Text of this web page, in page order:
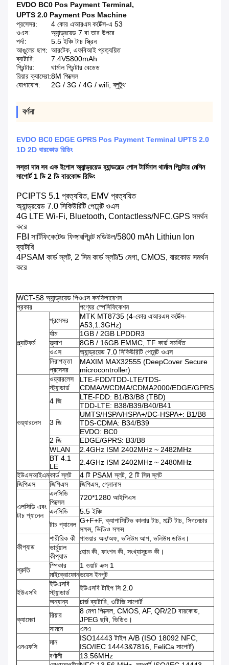
EVDO BC0 Pos Payment Terminal,
UPTS 2.0 Payment Pos Machine
প্রসেসর:
4 কোর এআরএম কর্টেক্স-এ 53
ওএস:
অ্যান্ড্রয়েড 7 বা তার উপরে
পর্দা:
5.5 ইঞ্চি টাচ স্ক্রিন
আঙুলের ছাপ: আরটেক, এফবিআই প্রত্যয়িত
ব্যাটারি:
7.4V5800mAh
প্রিন্টার:
থার্মাল প্রিন্টার বেডেড
রিয়ার ক্যামেরা:8M পিক্সেল
যোগাযোগ:
2G / 3G / 4G / wifi, ব্লুটুথ
বর্ণনা
EVDO BC0 EDGE GPRS Pos Payment Terminal UPTS 2.0
1D 2D বারকোড রিডিং
সস্তা দাম সব এক ইপোস অ্যান্ড্রয়েড হ্যান্ডহেল্ড পোস টার্মিনাল থার্মাল প্রিন্টার মেশিন
সাপোর্ট 1 ডি 2 ডি বারকোড রিডিং
PCIPTS 5.1 প্রত্যয়িত, EMV প্রত্যয়িত
অ্যান্ড্রয়েড 7.0 সিকিউরিটি পেমেন্ট ওএস
4G LTE Wi-Fi, Bluetooth, Contactless/NFC.GPS সমর্থন
করে
FBI সার্টিফিকেটেড ফিঙ্গারপ্রিন্ট মডিউল/5800 mAh Lithiun lon
ব্যাটারি
4PSAM কার্ড স্লট, 2 সিম কার্ড স্লট/5 মেগা, CMOS, বারকোড সমর্থন
করে
WCT-S8 অ্যান্ড্রয়েড পিওএস কনফিগারেশন
প্রকার
পণ্যের স্পেসিফিকেশন
প্ল্যাটফর্ম
প্রসেসর
MTK MT8735 (4-কোর এআরএম কর্টেক্স-
A53,1.3GHz)
র্যাম
1GB / 2GB LPDDR3
ফ্ল্যাশ
8GB / 16GB EMMC, TF কার্ড সমর্থিত
ওএস
অ্যান্ড্রয়েড 7.0 সিকিউরিটি পেমেন্ট ওএস
নিরাপত্তা
প্রসেসর
MAXIM MAX32555 (DeepCover Secure
microcontroller)
ওয়্যারলেস
ওয়্যারলেস
স্ট্যান্ডার্ড
LTE-FDD/TDD-LTE/TDS-
CDMA/WCDMA/CDMA2000/EDGE/GPRS
4 জি
LTE-FDD: B1/B3/B8 (TBD)
TDD-LTE: B38/B39/B40/B41
3 জি
UMTS/HSPA/HSPA+/DC-HSPA+: B1/B8
TDS-CDMA: B34/B39
EVDO: BC0
2 জি
EDGE/GPRS: B3/B8
WLAN
2.4GHz ISM 2402MHz ~ 2482MHz
BT 4.1
LE
2.4GHz ISM 2402MHz ~ 2480MHz
ইউএসআইএমকার্ড স্লট
4 টি PSAM স্লট, 2 টি সিম স্লট
জিপিএস
জিপিএস জিপিএস, গ্লোনাস
এলসিডি এবং
টাচ প্যানেল
এলসিডি
পিক্সেল
720*1280 আইপিএস
এলসিডি
5.5 ইঞ্চি
টাচ প্যানেল G+F+F, ক্যাপাসিটিভ কালার টাচ, মাল্টি টাচ, সিগনেচার
সক্ষম, ভিডিও সক্ষম
কীপ্যাড
শারীরিক কী পাওয়ার অন/অফ, ভলিউম আপ, ভলিউম ডাউন।
ভার্চুয়াল
কীপ্যাড
হোম কী, ফাংশন কী, সংখ্যাসূচক কী।
শ্রুতি
স্পিকার
1 ওয়াট এক্স 1
মাইক্রোফোনভয়েস ইনপুট
ইউএসবি
ইউএসবি
স্ট্যান্ডার্ড
ইউএসবি টাইপ সি 2.0
অন্যান্য
চার্জ ব্যাটারি, ওটিজি সাপোর্ট
ক্যামেরা
রিয়ার
8 মেগা পিক্সেল, CMOS, AF, QR/2D বারকোড,
JPEG ছবি, ভিডিও।
সামনে
এনএ
এনএফসি
মান
ISO14443 টাইপ A/B (ISO 18092 NFC,
ISO/IEC 14443&7816, FeliCa সাপোর্ট)
বর্ণালী
13.56MHz